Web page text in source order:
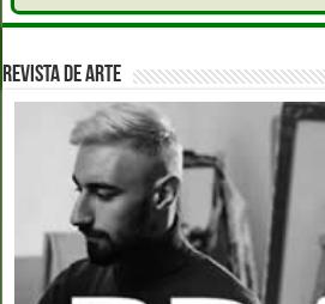
REVISTA DE ARTE